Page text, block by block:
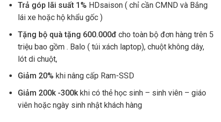
Trả góp lãi suất 1% HDsaison ( chỉ cần CMND và Bắng
lái xe hoặc hộ khẩu gốc )
Tặng bộ quà tặng 600.000đ cho toàn bộ đơn hàng trên 5
triệu bao gồm . Balo ( túi xách laptop), chuột không dây,
lót di chuột,
Giảm 20% khi nâng cấp Ram-SSD
Giảm 200k -300kkhi có thẻ học sinh – sinh viên – giáo
viên hoặc ngày sinh nhật khách hàng